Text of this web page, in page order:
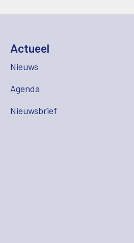
Actueel
Nieuws
Agenda
Nieuwsbrief